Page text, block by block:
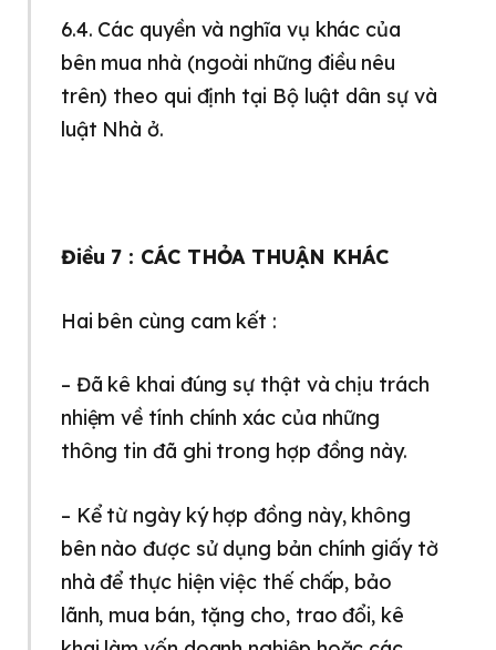
6.4. Các quyền và nghĩa vụ khác của
bên mua nhà (ngoài những điều nêu
trên) theo qui định tại Bộ luật dân sự và
luật Nhà ở.
Điều 7 : CÁC THỎA THUẬN KHÁC
Hai bên cùng cam kết :
– Đã kê khai đúng sự thật và chịu trách
nhiệm về tính chính xác của những
thông tin đã ghi trong hợp đồng này.
– Kể từ ngày ký hợp đồng này, không
bên nào được sử dụng bản chính giấy tờ
nhà để thực hiện việc thế chấp, bảo
lãnh, mua bán, tặng cho, trao đổi, kê